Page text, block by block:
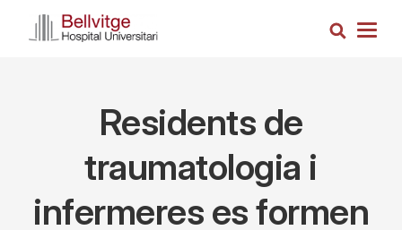
Cerca
Residents de
traumatologia i
infermeres es formen